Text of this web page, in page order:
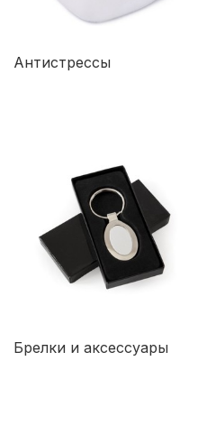
Антистрессы
Брелки и аксессуары